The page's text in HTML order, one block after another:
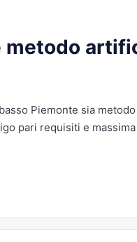
metodo
Piemonte sia
pari requisiti e